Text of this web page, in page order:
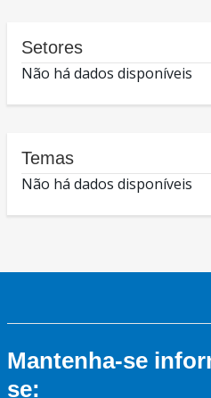
Setores
Não há dados disponíveis
Temas
Não há dados disponíveis
Mantenha-se
se: